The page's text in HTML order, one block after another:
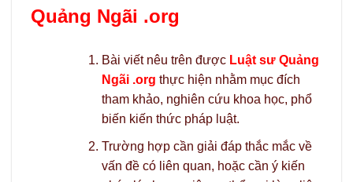
Quảng Ngãi .org
Bài viết nêu trên được Luật sư Quảng
Ngãi .org thực hiện nhằm mục đích
tham khảo, nghiên cứu khoa học, phổ
biến kiến thức pháp luật.
Trường hợp cần giải đáp thắc mắc về
vấn đề có liên quan, hoặc cần ý kiến